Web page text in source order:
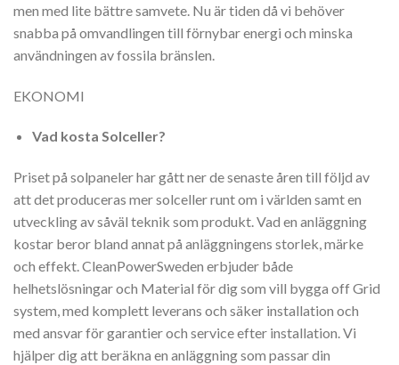
men med lite bättre samvete. Nu är tiden då vi behöver
snabba på omvandlingen till förnybar energi och minska
användningen av fossila bränslen.
EKONOMI
Vad kosta Solceller?
Priset på solpaneler har gått ner de senaste åren till följd av
att det produceras mer solceller runt om i världen samt en
utveckling av såväl teknik som produkt. Vad en anläggning
kostar beror bland annat på anläggningens storlek, märke
och effekt. CleanPowerSweden erbjuder både
helhetslösningar och Material för dig som vill bygga off Grid
system, med komplett leverans och säker installation och
med ansvar för garantier och service efter installation. Vi
hjälper dig att beräkna en anläggning som passar din